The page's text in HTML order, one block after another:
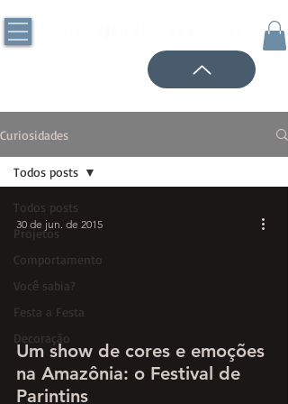
Curiosidades
Todos posts
Projetos
Comportamento
Você sabia?
Festa a Festa
Decoração
Todos posts
Um show de cores e emoções
na Amazônia: o Festival de
Parintins
30 de jun. de 2015